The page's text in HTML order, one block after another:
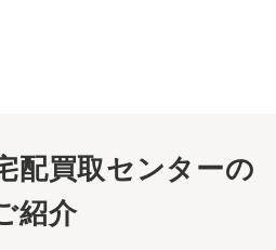
配買取センターの
紹介